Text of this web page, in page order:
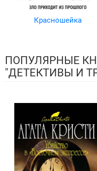
Красношейка
ПОПУЛЯРНЫЕ
"ДЕТЕКТИВЫ И